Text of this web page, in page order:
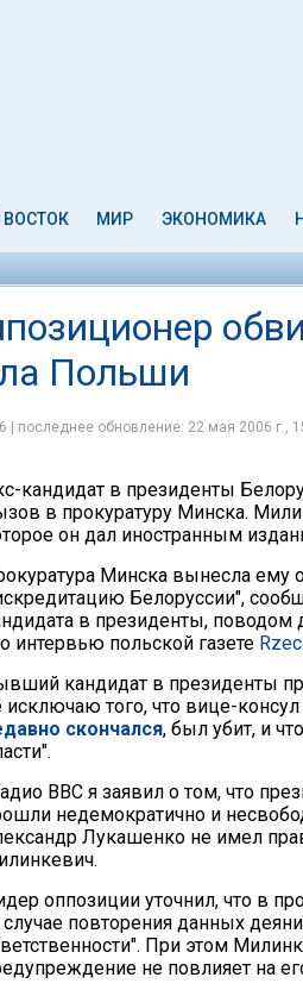
МИР ЭКОНОМИКА
Польши
| последнее обновление: 22 мая 2006 г.,
кандидат в президенты
в прокуратуру Минска.
он дал иностранным
Минска вынесла ему
Белоруссии",
в президенты,
интервью польской газете
кандидат в президенты
исключаю того, что вице-
скончался, был убит, и
BBС я заявил о том, что
недемократично и
Лукашенко не имел
оппозиции уточнил, что в
повторения данных
При этом
не повлияет на